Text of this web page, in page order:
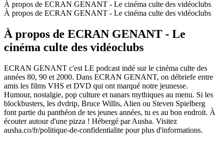
À propos de ECRAN GENANT - Le cinéma culte des vidéoclubs
À propos de ECRAN GENANT - Le cinéma culte des vidéoclubs
À propos de ECRAN GENANT - Le
cinéma culte des vidéoclubs
ECRAN GENANT c'est LE podcast indé sur le cinéma culte des
années 80, 90 et 2000. Dans ECRAN GENANT, on débriefe entre
amis les films VHS et DVD qui ont marqué notre jeunesse.
Humour, nostalgie, pop culture et nanars mythiques au menu. Si les
blockbusters, les dvdrip, Bruce Willis, Alien ou Steven Spielberg
font partie du panthéon de tes jeunes années, tu es au bon endroit. À
écouter autour d'une pizza ! Hébergé par Ausha. Visitez
ausha.co/fr/politique-de-confidentialite pour plus d'informations.